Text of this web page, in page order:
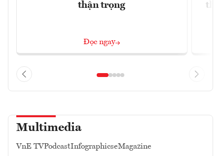
thận trọng
Đọc ngay
thị
Multimedia
VnE TVPodcastInfographicseMagazine